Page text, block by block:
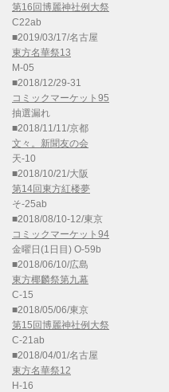
第16回博麗神社例大祭
C22ab
■2019/03/17/名古屋
東方名華祭13
M-05
■2018/12/29-31
コミックマーケット95
抽選漏れ
■2018/11/11/京都
文々。新聞友の会
天-10
■2018/10/21/大阪
第14回東方紅楼夢
そ-25ab
■2018/08/10-12/東京
コミックマーケット94
金曜日(1日目) O-59b
■2018/06/10/広島
東方椰麟祭第九幕
C-15
■2018/05/06/東京
第15回博麗神社例大祭
C-21ab
■2018/04/01/名古屋
東方名華祭12
H-16